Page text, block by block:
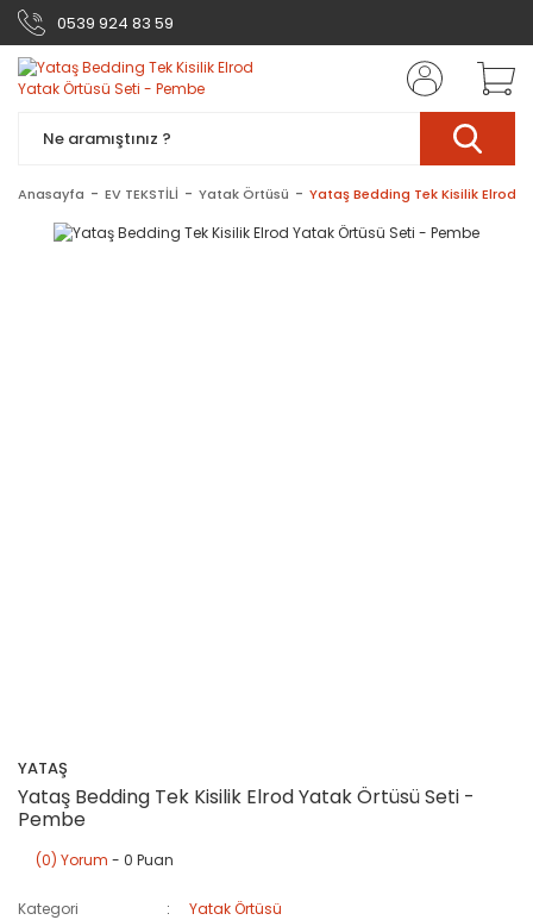
0539 924 83 59
Anasayfa EV TEKSTİLİ Yatak Örtüsü Yataş Bedding Tek Kisilik Elrod
YATAŞ
Yataş Bedding Tek Kisilik Elrod Yatak Örtüsü Seti -
Pembe
(0) Yorum - 0 Puan
Kategori
Yatak Örtüsü